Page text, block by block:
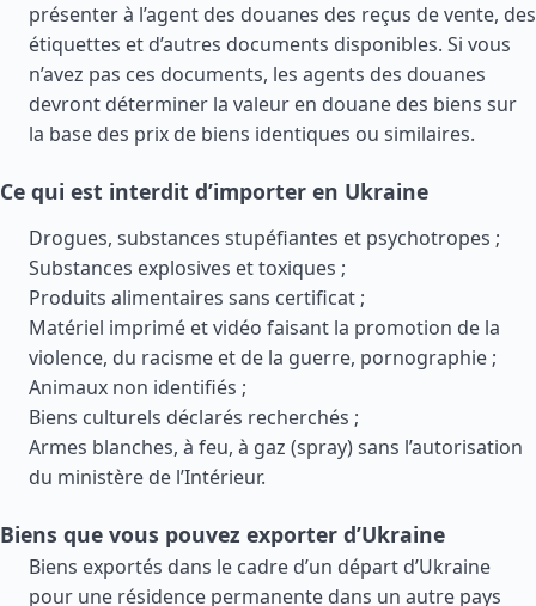
présenter à l’agent des douanes des reçus de vente, des
étiquettes et d’autres documents disponibles. Si vous
n’avez pas ces documents, les agents des douanes
devront déterminer la valeur en douane des biens sur
la base des prix de biens identiques ou similaires.
Ce qui est interdit d’importer en Ukraine
Drogues, substances stupéfiantes et psychotropes ;
Substances explosives et toxiques ;
Produits alimentaires sans certificat ;
Matériel imprimé et vidéo faisant la promotion de la
violence, du racisme et de la guerre, pornographie ;
Animaux non identifiés ;
Biens culturels déclarés recherchés ;
Armes blanches, à feu, à gaz (spray) sans l’autorisation
du ministère de l’Intérieur.
Biens que vous pouvez exporter d’Ukraine
Biens exportés dans le cadre d’un départ d’Ukraine
pour une résidence permanente dans un autre pays